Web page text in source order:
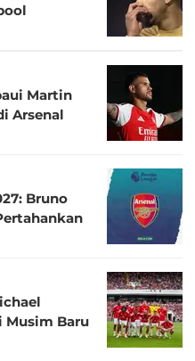
Martin
Arsenal
Bruno
Musim Baru